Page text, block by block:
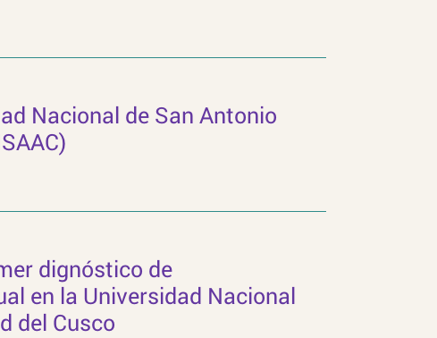
Nacional de San Antonio
dignóstico de
en la Universidad Nacional
del Cusco